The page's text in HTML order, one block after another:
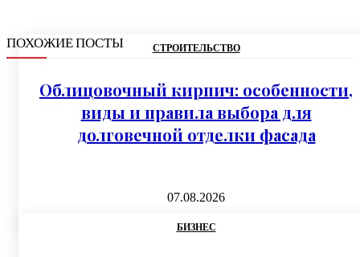
ПОХОЖИЕ ПОСТЫ СТРОИТЕЛЬСТВО
Облицовочный кирпич: особенности,
виды и правила выбора для
долговечной отделки фасада
07.08.2026
БИЗНЕС